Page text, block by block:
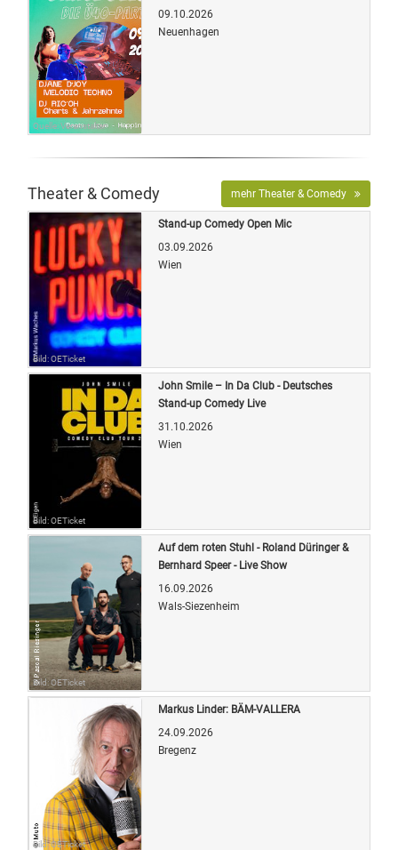
Quelle: Veranstalter
09.10.2026
Neuenhagen
Theater & Comedy mehr Theater & Comedy
Bild: OETicket
Stand-up Comedy Open Mic
03.09.2026
Wien
Bild: OETicket
John Smile – In Da Club - Deutsches
Stand-up Comedy Live
31.10.2026
Wien
Bild: OETicket
Auf dem roten Stuhl - Roland Düringer &
Bernhard Speer - Live Show
16.09.2026
Wals-Siezenheim
Bild: OETicket
Markus Linder: BÄM-VALLERA
24.09.2026
Bregenz